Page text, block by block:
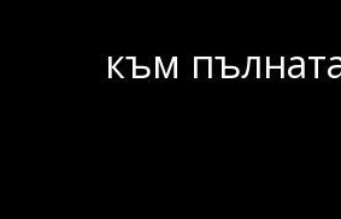
към